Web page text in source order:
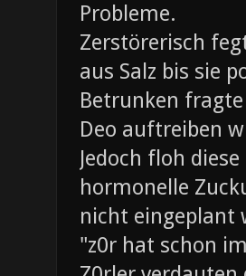
Probleme.
Zerstörerisch
aus Salz bis sie
Betrunken
Deo auftreiben
Jedoch floh
hormonelle
nicht eingeplant
"z0r hat schon